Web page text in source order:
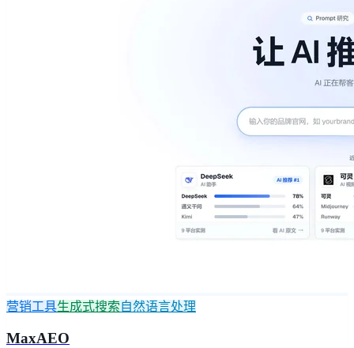
营销工具生成式搜索自然语言处理
MaxAEO